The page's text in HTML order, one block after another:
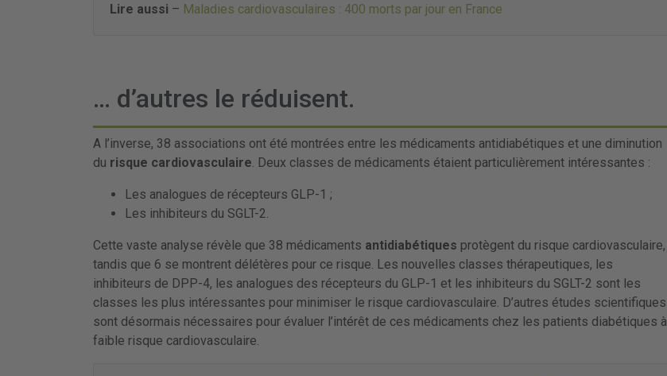
Lire aussi – Maladies cardiovasculaires : 400 morts par jour en France
… d’autres le réduisent.
A l’inverse, 38 associations ont été montrées entre les médicaments antidiabétiques et une diminution
du risque cardiovasculaire. Deux classes de médicaments étaient particulièrement intéressantes :
Les analogues de récepteurs GLP-1 ;
Les inhibiteurs du SGLT-2.
Cette vaste analyse révèle que 38 médicaments antidiabétiques protègent du risque cardiovasculaire,
tandis que 6 se montrent délétères pour ce risque. Les nouvelles classes thérapeutiques, les
inhibiteurs de DPP-4, les analogues des récepteurs du GLP-1 et les inhibiteurs du SGLT-2 sont les
classes les plus intéressantes pour minimiser le risque cardiovasculaire. D’autres études scientifiques
sont désormais nécessaires pour évaluer l’intérêt de ces médicaments chez les patients diabétiques à
faible risque cardiovasculaire.